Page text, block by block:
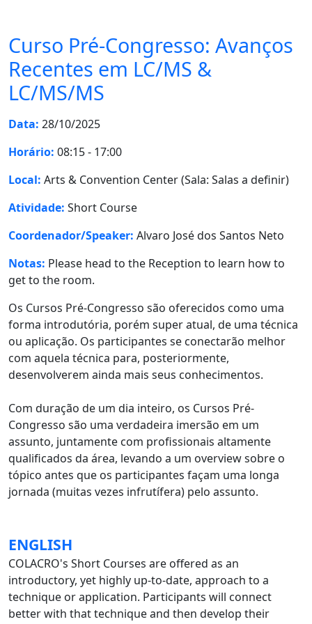
Curso Pré-Congresso: Avanços
Recentes em LC/MS &
LC/MS/MS
Data: 28/10/2025
Horário: 08:15 - 17:00
Local: Arts & Convention Center (Sala: Salas a definir)
Atividade: Short Course
Coordenador/Speaker: Alvaro José dos Santos Neto
Notas: Please head to the Reception to learn how to
get to the room.
Os Cursos Pré-Congresso são oferecidos como uma
forma introdutória, porém super atual, de uma técnica
ou aplicação. Os participantes se conectarão melhor
com aquela técnica para, posteriormente,
desenvolverem ainda mais seus conhecimentos.
Com duração de um dia inteiro, os Cursos Pré-
Congresso são uma verdadeira imersão em um
assunto, juntamente com profissionais altamente
qualificados da área, levando a um overview sobre o
tópico antes que os participantes façam uma longa
jornada (muitas vezes infrutífera) pelo assunto.
ENGLISH
COLACRO's Short Courses are offered as an
introductory, yet highly up-to-date, approach to a
technique or application. Participants will connect
better with that technique and then develop their